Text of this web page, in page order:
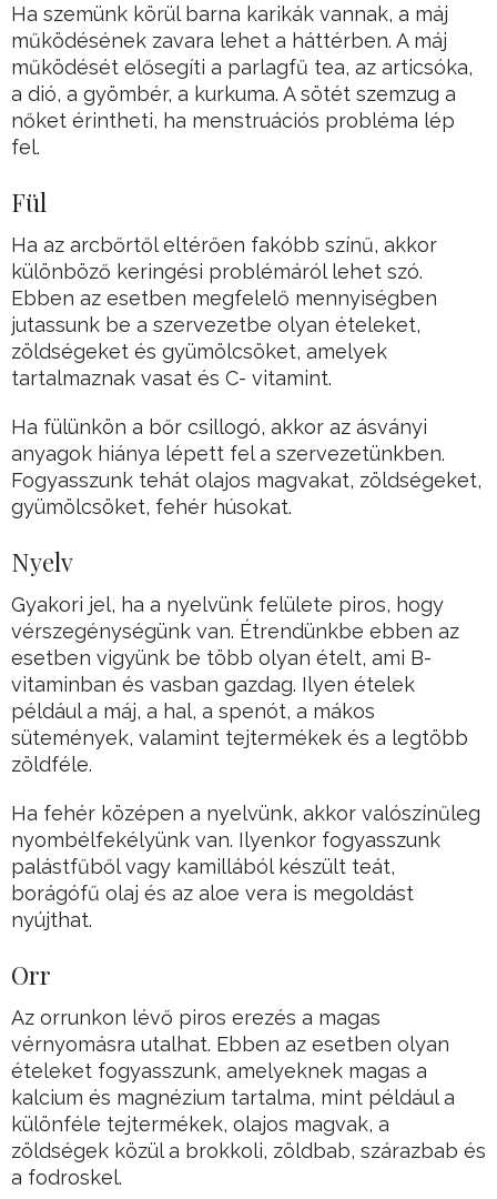
Ha szemünk körül barna karikák vannak, a máj
működésének zavara lehet a háttérben. A máj
működését elősegíti a parlagfű tea, az articsóka,
a dió, a gyömbér, a kurkuma. A sötét szemzug a
nőket érintheti, ha menstruációs probléma lép
fel.
Fül
Ha az arcbőrtől eltérően fakóbb színű, akkor
különböző keringési problémáról lehet szó.
Ebben az esetben megfelelő mennyiségben
jutassunk be a szervezetbe olyan ételeket,
zöldségeket és gyümölcsöket, amelyek
tartalmaznak vasat és C- vitamint.
Ha fülünkön a bőr csillogó, akkor az ásványi
anyagok hiánya lépett fel a szervezetünkben.
Fogyasszunk tehát olajos magvakat, zöldségeket,
gyümölcsöket, fehér húsokat.
Nyelv
Gyakori jel, ha a nyelvünk felülete piros, hogy
vérszegénységünk van. Étrendünkbe ebben az
esetben vigyünk be több olyan ételt, ami B-
vitaminban és vasban gazdag. Ilyen ételek
például a máj, a hal, a spenót, a mákos
sütemények, valamint tejtermékek és a legtöbb
zöldféle.
Ha fehér középen a nyelvünk, akkor valószínűleg
nyombélfekélyünk van. Ilyenkor fogyasszunk
palástfűből vagy kamillából készült teát,
borágófű olaj és az aloe vera is megoldást
nyújthat.
Orr
Az orrunkon lévő piros erezés a magas
vérnyomásra utalhat. Ebben az esetben olyan
ételeket fogyasszunk, amelyeknek magas a
kalcium és magnézium tartalma, mint például a
különféle tejtermékek, olajos magvak, a
zöldségek közül a brokkoli, zöldbab, szárazbab és
a fodroskel.